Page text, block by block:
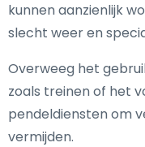
kunnen aanzienlijk
slecht weer en
Overweeg het
zoals treinen of het
pendeldiensten om
vermijden.